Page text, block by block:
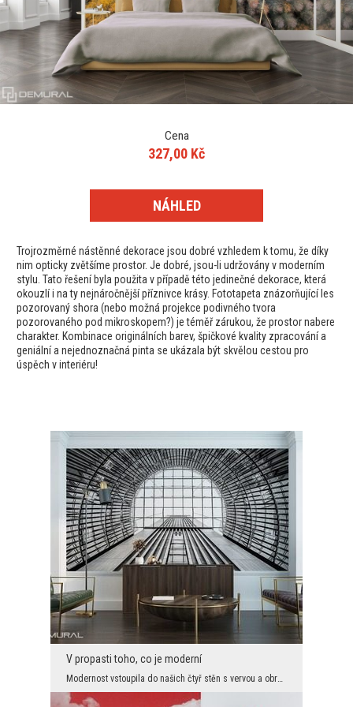
Cena
327,00 Kč
NÁHLED
Trojrozměrné nástěnné dekorace jsou dobré vzhledem k tomu, že díky
nim opticky zvětšíme prostor. Je dobré, jsou-li udržovány v moderním
stylu. Tato řešení byla použita v případě této jedinečné dekorace, která
okouzlí i na ty nejnáročnější příznivce krásy. Fototapeta znázorňující les
pozorovaný shora (nebo možná projekce podivného tvora
pozorovaného pod mikroskopem?) je téměř zárukou, že prostor nabere
charakter. Kombinace originálních barev, špičkové kvality zpracování a
geniální a nejednoznačná pinta se ukázala být skvělou cestou pro
úspěch v interiéru!
V propasti toho, co je moderní
Modernost vstoupila do našich čtyř stěn s vervou a obrovskou energií. A to je dobře, protože díky...